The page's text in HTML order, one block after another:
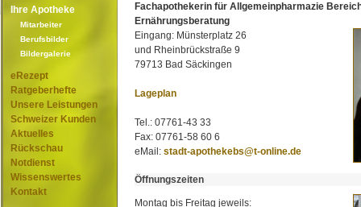
Ihre Apotheke
Mitarbeiter
Berufsbilder
Bildergalerie
eRezept
Ratgeberhefte
Unsere Leistungen
Schweizer Kunden
Aktuelles
Rückschau
Notdienst
Wissenswertes
Kontakt
Fachapothekerin für Allgemeinpharmazie
Ernährungsberatung
Eingang: Münsterplatz 26
und Rheinbrückstraße 9
79713 Bad Säckingen
Lageplan
Tel.: 07761-43 33
Fax: 07761-58 60 6
eMail: stadt-apothekebs@t-online.de
Öffnungszeiten
Montag bis Freitag jeweils: